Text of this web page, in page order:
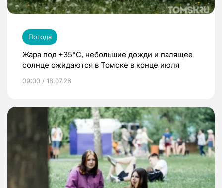
Погода
Жара под +35°С, небольшие дожди и палящее
солнце ожидаются в Томске в конце июля
09:00 / 18.07.26